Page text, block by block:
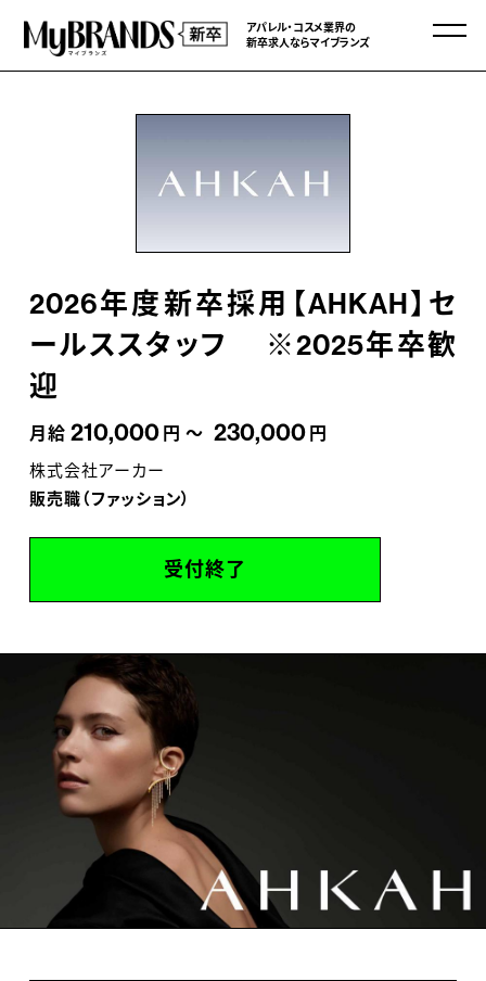
アパレル・コスメ業界の
新卒求人ならマイブランズ
2026年度新卒採用【AHKAH】セ
ールススタッフ ※2025年卒歓
迎
月給 210,000 円 ～ 230,000 円
株式会社アーカー
販売職（ファッション）
受付終了